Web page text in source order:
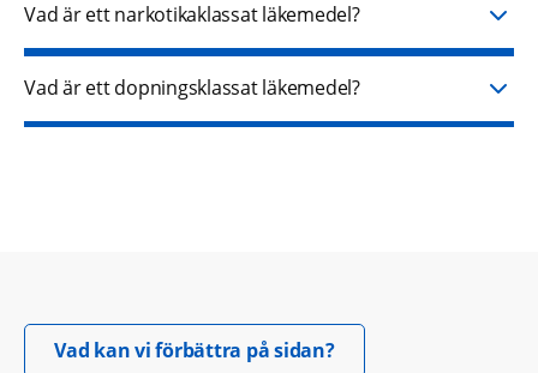
Vad är ett narkotikaklassat läkemedel?
Vad är ett dopningsklassat läkemedel?
Vad kan vi förbättra på sidan?Öppnas i nytt fönster.